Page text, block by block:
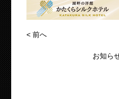
<前へ
お知ら